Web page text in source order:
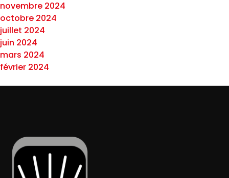
novembre 2024
octobre 2024
juillet 2024
juin 2024
mars 2024
février 2024